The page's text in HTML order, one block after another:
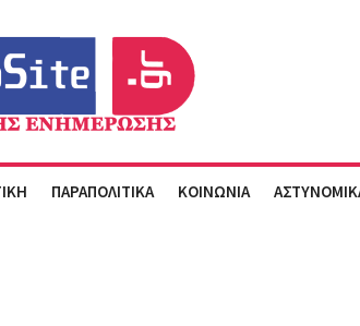
ΠΑΡΑΠΟΛΙΤΙΚΑ ΚΟΙΝΩΝΙΑ